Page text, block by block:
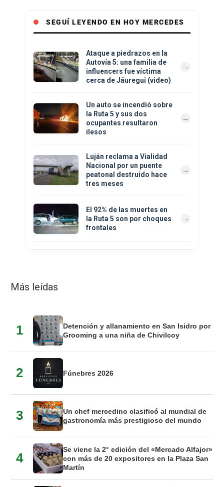
SEGUÍ LEYENDO EN HOY MERCEDES
Ataque a piedrazos en la
Autovía 5: una familia de
influencers fue víctima
cerca de Jáuregui (video)
Un auto se incendió sobre
la Ruta 5 y sus dos
ocupantes resultaron
ilesos
Luján reclama a Vialidad
Nacional por un puente
peatonal destruido hace
tres meses
El 92% de las muertes en
la Ruta 5 son por choques
frontales
Más leídas
1
Detención y allanamiento en San Isidro por
Grooming a una niña de Chivilcoy
2 Fúnebres 2026
3
Un chef mercedino clasificó al mundial de
gastronomía más prestigioso del mundo
4
Se viene la 2° edición del «Mercado Alfajor»
con más de 20 expositores en la Plaza San
Martín